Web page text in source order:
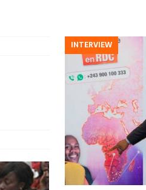
INTERVIEW